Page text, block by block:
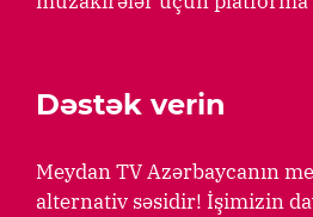
Dəstək verin
Meydan TV Azərbaycanın
alternativ səsidir! İşimizin